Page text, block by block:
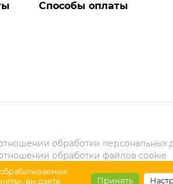
Способы оплаты
обработки персональных
обработки файлов cookie
вы даете
Принять